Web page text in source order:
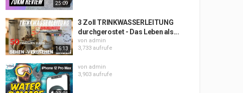
25:09
16:13
3 Zoll TRINKWASSERLEITUNG
durchgerostet - Das Leben als...
von admin
3,733 aufrufe
von admin
3,903 aufrufe